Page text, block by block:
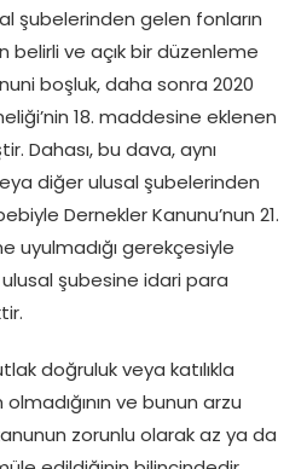
şubelerinden gelen fonların
belirli ve açık bir düzenleme
boşluk, daha sonra 2020
18. maddesine eklenen
Dahası, bu dava, aynı
diğer ulusal şubelerinden
Dernekler Kanunu’nun 21.
uyulmadığı gerekçesiyle
şubesine idari para
doğruluk veya katılıkla
ve bunun arzu
zorunlu olarak az ya da